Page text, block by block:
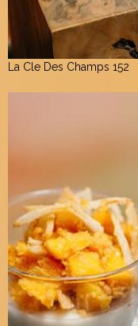
La Cle Des Champs 152